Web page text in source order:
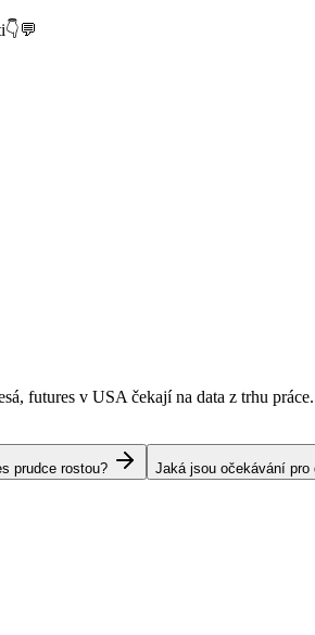
futures v USA čekají na data z trhu práce.
prudce rostou? Jaká jsou očekávání